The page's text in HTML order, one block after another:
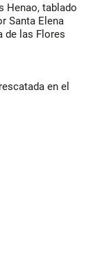
Henao, tablado
Santa Elena
de las Flores
en el